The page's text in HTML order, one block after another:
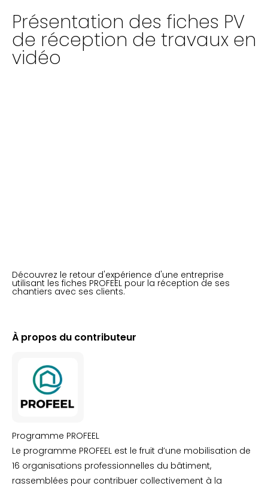
Présentation des fiches PV
de réception de travaux en
vidéo
Découvrez le retour d'expérience d'une entreprise
utilisant les fiches PROFEEL pour la réception de ses
chantiers avec ses clients.
À propos du contributeur
Programme PROFEEL
Le programme PROFEEL est le fruit d’une mobilisation de
16 organisations professionnelles du bâtiment,
rassemblées pour contribuer collectivement à la